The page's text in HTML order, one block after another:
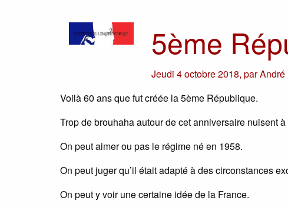
5ème
Jeudi 4 octobre 2018,parAndré
Voilà 60 ans que fut créée la 5ème République.
Trop de brouhaha autour de cet anniversaire nuisent
On peut aimer ou pas le régime né en 1958.
On peut juger qu’il était adapté à des circonstances
On peut y voir une certaine idée de la France.